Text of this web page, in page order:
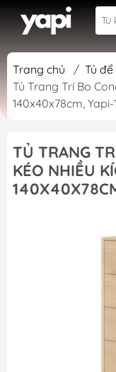
Trang chủ / Tủ
Tủ Trang Trí Bo
140x40x78cm, Yapi-
TỦ TRANG
KÉO NHIỀU